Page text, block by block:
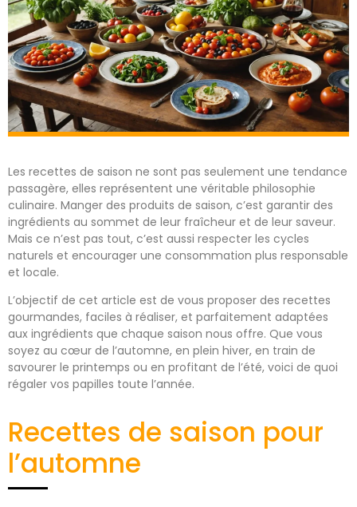
Les recettes de saison ne sont pas seulement une tendance
passagère, elles représentent une véritable philosophie
culinaire. Manger des produits de saison, c’est garantir des
ingrédients au sommet de leur fraîcheur et de leur saveur.
Mais ce n’est pas tout, c’est aussi respecter les cycles
naturels et encourager une consommation plus responsable
et locale.
L’objectif de cet article est de vous proposer des recettes
gourmandes, faciles à réaliser, et parfaitement adaptées
aux ingrédients que chaque saison nous offre. Que vous
soyez au cœur de l’automne, en plein hiver, en train de
savourer le printemps ou en profitant de l’été, voici de quoi
régaler vos papilles toute l’année.
Recettes de saison pour
l’automne